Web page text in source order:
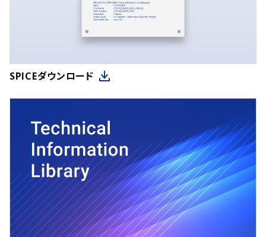
SPICEダウンロード